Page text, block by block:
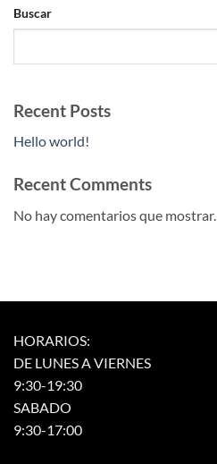
Buscar
Recent Posts
Hello world!
Recent Comments
No hay comentarios que mostrar.
HORARIOS:
DE LUNES A VIERNES
9:30-19:30
SABADO
9:30-17:00